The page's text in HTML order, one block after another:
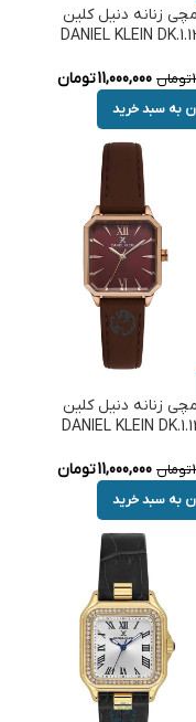
زنانه دنیل کلین
DANIEL KLEIN
تومان 11,000,000تومان
به سبد خرید
زنانه دنیل کلین
DANIEL KLEIN
تومان 11,000,000تومان
به سبد خرید